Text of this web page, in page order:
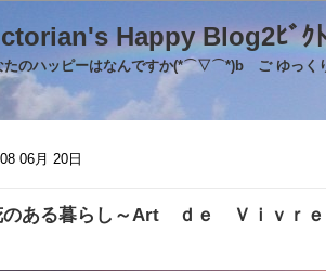
Happy
たのハッピーはなんですか(*⌒▽⌒*)b ご ゆっく
06月 20日
のある暮らし～Art ｄｅ Ｖｉｖｒｅ